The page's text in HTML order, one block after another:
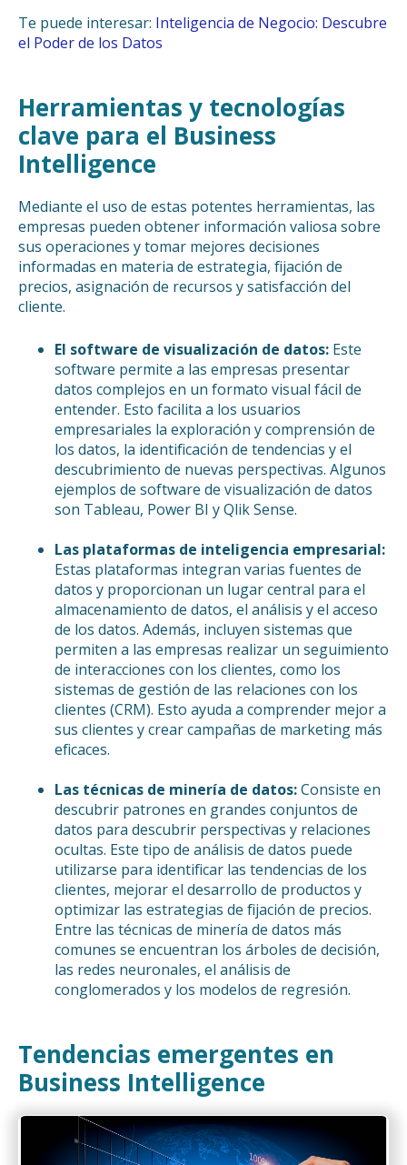
Te puede interesar: Inteligencia de Negocio: Descubre
el Poder de los Datos
Herramientas y tecnologías
clave para el Business
Intelligence
Mediante el uso de estas potentes herramientas, las
empresas pueden obtener información valiosa sobre
sus operaciones y tomar mejores decisiones
informadas en materia de estrategia, fijación de
precios, asignación de recursos y satisfacción del
cliente.
El software de visualización de datos: Este
software permite a las empresas presentar
datos complejos en un formato visual fácil de
entender. Esto facilita a los usuarios
empresariales la exploración y comprensión de
los datos, la identificación de tendencias y el
descubrimiento de nuevas perspectivas. Algunos
ejemplos de software de visualización de datos
son Tableau, Power BI y Qlik Sense.
Las plataformas de inteligencia empresarial:
Estas plataformas integran varias fuentes de
datos y proporcionan un lugar central para el
almacenamiento de datos, el análisis y el acceso
de los datos. Además, incluyen sistemas que
permiten a las empresas realizar un seguimiento
de interacciones con los clientes, como los
sistemas de gestión de las relaciones con los
clientes (CRM). Esto ayuda a comprender mejor a
sus clientes y crear campañas de marketing más
eficaces.
Las técnicas de minería de datos:Consiste en
descubrir patrones en grandes conjuntos de
datos para descubrir perspectivas y relaciones
ocultas. Este tipo de análisis de datos puede
utilizarse para identificar las tendencias de los
clientes, mejorar el desarrollo de productos y
optimizar las estrategias de fijación de precios.
Entre las técnicas de minería de datos más
comunes se encuentran los árboles de decisión,
las redes neuronales, el análisis de
conglomerados y los modelos de regresión.
Tendencias emergentes en
Business Intelligence